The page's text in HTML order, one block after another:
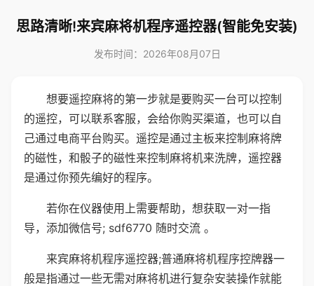
思路清晰!来宾麻将机程序遥控器(智能免安装)
发布时间：2026年08月07日
想要遥控麻将的第一步就是要购买一台可以控制
的遥控，可以联系客服，会给你购买渠道，也可以自
己通过电商平台购买。遥控是通过主板来控制麻将牌
的磁性，和骰子的磁性来控制麻将机来洗牌，遥控器
是通过你预先编好的程序。
若你在仪器使用上需要帮助，想获取一对一指
导，添加微信号; sdf6770 随时交流 。
来宾麻将机程序遥控器;普通麻将机程序控牌器一
般是指通过一些无需对麻将机进行复杂安装操作就能